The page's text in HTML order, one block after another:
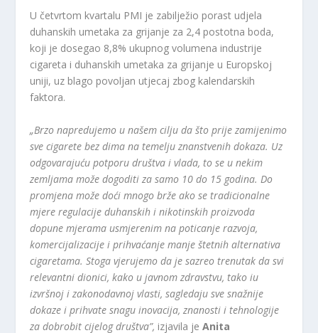
U četvrtom kvartalu PMI je zabilježio porast udjela
duhanskih umetaka za grijanje za 2,4 postotna boda,
koji je dosegao 8,8% ukupnog volumena industrije
cigareta i duhanskih umetaka za grijanje u Europskoj
uniji, uz blago povoljan utjecaj zbog kalendarskih
faktora.
„Brzo napredujemo u našem cilju da što prije zamijenimo
sve cigarete bez dima na temelju znanstvenih dokaza. Uz
odgovarajuću potporu društva i vlada, to se u nekim
zemljama može dogoditi za samo 10 do 15 godina. Do
promjena može doći mnogo brže ako se tradicionalne
mjere regulacije duhanskih i nikotinskih proizvoda
dopune mjerama usmjerenim na poticanje razvoja,
komercijalizacije i prihvaćanje manje štetnih alternativa
cigaretama. Stoga vjerujemo da je sazreo trenutak da svi
relevantni dionici, kako u javnom zdravstvu, tako iu
izvršnoj i zakonodavnoj vlasti, sagledaju sve snažnije
dokaze i prihvate snagu inovacija, znanosti i tehnologije
za dobrobit cijelog društva”, izjavila jeAnita